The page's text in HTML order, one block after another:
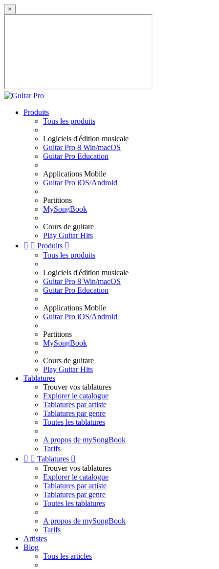
×
Produits
Tous les produits
Logiciels d'édition musicale
Guitar Pro 8 Win/macOS
Guitar Pro Education
Applications Mobile
Guitar Pro iOS/Android
Partitions
MySongBook
Cours de guitare
Play Guitar Hits
  Produits 
Tous les produits
Logiciels d'édition musicale
Guitar Pro 8 Win/macOS
Guitar Pro Education
Applications Mobile
Guitar Pro iOS/Android
Partitions
MySongBook
Cours de guitare
Play Guitar Hits
Tablatures
Trouver vos tablatures
Explorer le catalogue
Tablatures par artiste
Tablatures par genre
Toutes les tablatures
A propos de mySongBook
Tarifs
  Tablatures 
Trouver vos tablatures
Explorer le catalogue
Tablatures par artiste
Tablatures par genre
Toutes les tablatures
A propos de mySongBook
Tarifs
Artistes
Blog
Tous les articles